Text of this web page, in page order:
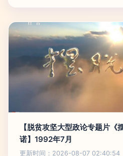
【脱贫攻坚大型政论专题片
诺】1992年7月
更新时间：2026-08-07 02:40:54